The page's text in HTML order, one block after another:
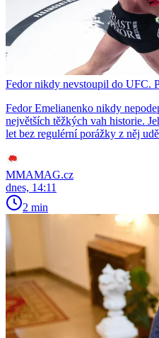
Fedor nikdy nevstoupil do UFC.
Fedor Emelianenko nikdy
největších těžkých vah historie.
let bez regulérní porážky z něj
MMAMAG.cz
dnes, 14:11
2 min